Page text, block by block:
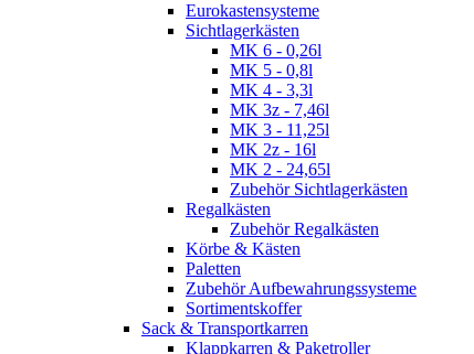
Eurokastensysteme
Sichtlagerkästen
MK 6 - 0,26l
MK 5 - 0,8l
MK 4 - 3,3l
MK 3z - 7,46l
MK 3 - 11,25l
MK 2z - 16l
MK 2 - 24,65l
Zubehör Sichtlagerkästen
Regalkästen
Zubehör Regalkästen
Körbe & Kästen
Paletten
Zubehör Aufbewahrungssysteme
Sortimentskoffer
Sack & Transportkarren
Klappkarren & Paketroller